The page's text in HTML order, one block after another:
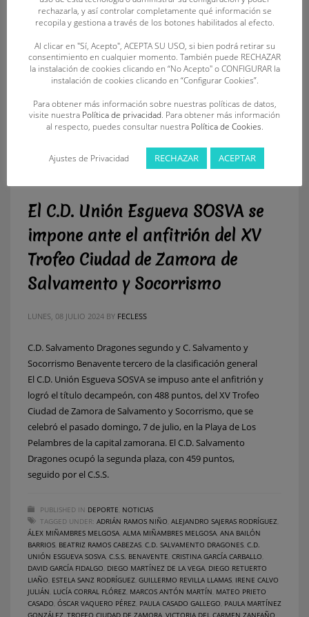
El C.D. Unión Esgueva SOSVA se
impone ante el anfitrión del XV
Trofeo Ciudad de Zamora de
Salvamento y Socorrismo
LUNES, 08 JULIO 2024 BY FECLESS
C.D. Salvamento Dragones segundo y C. Salvamento y
Socorrismo Benavente tercero de la clasificación general
El C.D. Unión Esgueva SOSVA se impuso ante el anfitrión y
logró el título decampeón, con 488 puntos, del XV Trofeo
Ciudad de Zamora de Salvamento y Socorrismo, que se
celebró el pasado domingo, 7 de julio, en la Playa de Los
Pelambres de la capital zamorana. El C.D. Salvamento
Dragones ocupó la segunda plaza, con 459 puntos,
seguido por el C.S.S.
PUBLISHED IN DEPORTE NOTICIAS
TAGGED UNDER: ADRIÁN RAMOS NIÑO ALEJANDRO SAJERAS RODRÍGUEZ
ÁLEX MIÑAMBRES MELGOSA ALMA MIÑAMBRES MELGOSA ANA BAILÓN
BARRIOS BEATRIZ RAMOS CABEZAS C.D. SALVAMENTO DRAGONES C.D.
UNIÓN ESGUEVA SOSVA C.S.S. BENAVENTE CRISTINA GARCÍA CARBALLO
DAVID GARCÍA FIDALGO DIEGO MARTÍNEZ DE LA VEGA DIEGO RETUERTO
LIAÑO ESTELA SANZ RODRÍGUEZ GUILLERMO REVILLA LLAMAS IRENE CALVO
JULIÁN LUCÍA CORRAL FLÓREZ MARCOS ANTÓN MARTÍN MATEO PRIETO
CASADO ÓSCAR VAQUERO PÉREZ PAULA CASADO GALLEGO PAULA MARTÍNEZ
GONZÁLEZ TROFEO CIUDAD DE ZAMORA VICTORIA DEL CARMEN ZANFAÑO
rechazarla, y así controlar completamente qué información se
recopila y gestiona a través de los botones habilitados al efecto.
Al clicar en "Sí, Acepto", ACEPTA SU USO, si bien podrá retirar su
consentimiento en cualquier momento. También puede RECHAZAR
la instalación de cookies clicando en “No Acepto" o CONFIGURAR la
instalación de cookies clicando en “Configurar Cookies”.
Para obtener más información sobre nuestras políticas de datos,
visite nuestra Política de privacidad. Para obtener más información
al respecto, puedes consultar nuestra Política de Cookies.
Ajustes de Privacidad RECHAZAR ACEPTAR